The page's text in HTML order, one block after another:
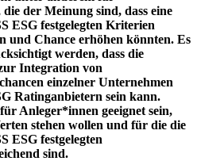
der Meinung sind, dass eine
ESG festgelegten Kriterien
und Chance erhöhen könnten. Es
werden, dass die
Integration von
einzelner Unternehmen
Ratinganbietern sein kann.
Anleger*innen geeignet sein,
stehen wollen und für die die
ESG festgelegten
sind.